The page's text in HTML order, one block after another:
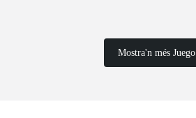
Mostra'n més Juego